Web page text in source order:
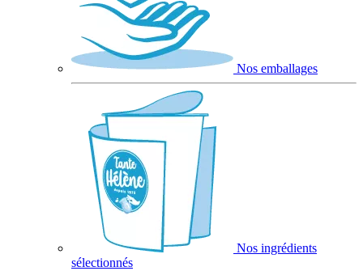
Nos emballages
Nos ingrédients
sélectionnés